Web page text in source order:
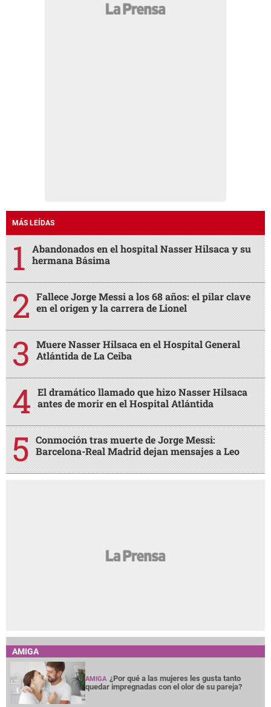
MÁS LEÍDAS
Abandonados en el hospital Nasser Hilsaca y su
hermana Básima
Fallece Jorge Messi a los 68 años: el pilar clave
en el origen y la carrera de Lionel
Muere Nasser Hilsaca en el Hospital General
Atlántida de La Ceiba
El dramático llamado que hizo Nasser Hilsaca
antes de morir en el Hospital Atlántida
Conmoción tras muerte de Jorge Messi:
Barcelona-Real Madrid dejan mensajes a Leo
AMIGA
AMIGA ¿Por qué a las mujeres les gusta tanto
quedar impregnadas con el olor de su pareja?